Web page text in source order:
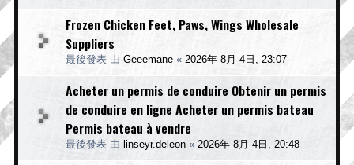
Frozen Chicken Feet, Paws, Wings Wholesale
Suppliers
最後發表 由 Geeemane « 2026年 8月 4日, 23:07
Acheter un permis de conduire Obtenir un permis
de conduire en ligne Acheter un permis bateau
Permis bateau à vendre
最後發表 由 linseyr.deleon « 2026年 8月 4日, 20:48